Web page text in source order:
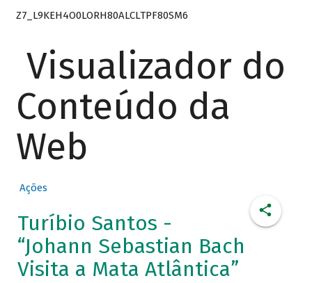
Z7_L9KEH4O0LORH80ALCLTPF80SM6
Visualizador do
Conteúdo da
Web
Ações
Turíbio Santos -
“Johann Sebastian Bach
Visita a Mata Atlântica”